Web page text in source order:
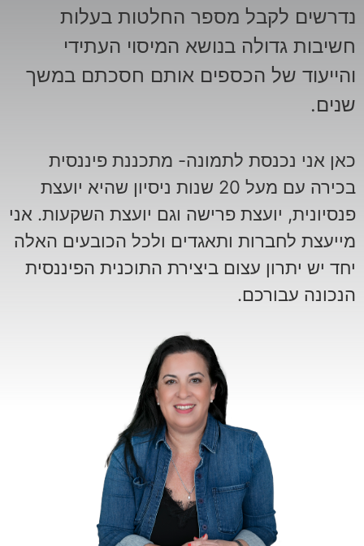
נדרשים לקבל מספר החלטות בעלות
חשיבות גדולה בנושא המיסוי העתידי
והייעוד של הכספים אותם חסכתם במשך
שנים.
כאן אני נכנסת לתמונה- מתכננת פיננסית
בכירה עם מעל 20 שנות ניסיון שהיא יועצת
פנסיונית, יועצת פרישה וגם יועצת השקעות. אני
מייעצת לחברות ותאגדים ולכל הכובעים האלה
יחד יש יתרון עצום ביצירת התוכנית הפיננסית
הנכונה עבורכם.